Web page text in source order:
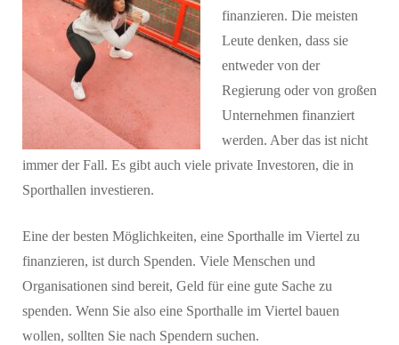
finanzieren. Die meisten
Leute denken, dass sie
entweder von der
Regierung oder von großen
Unternehmen finanziert
werden. Aber das ist nicht
immer der Fall. Es gibt auch viele private Investoren, die in
Sporthallen investieren.
Eine der besten Möglichkeiten, eine Sporthalle im Viertel zu
finanzieren, ist durch Spenden. Viele Menschen und
Organisationen sind bereit, Geld für eine gute Sache zu
spenden. Wenn Sie also eine Sporthalle im Viertel bauen
wollen, sollten Sie nach Spendern suchen.